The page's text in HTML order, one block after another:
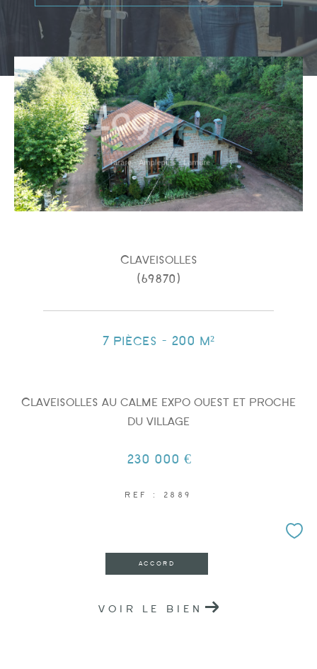
Claveisolles
(69870)
7 pièces - 200 m²
Claveisolles au calme expo ouest et proche
du village
230 000 €
REF : 2889
ACCORD
VOIR LE BIEN
Type de bien
Budget
PIÈCES
TERRASSE